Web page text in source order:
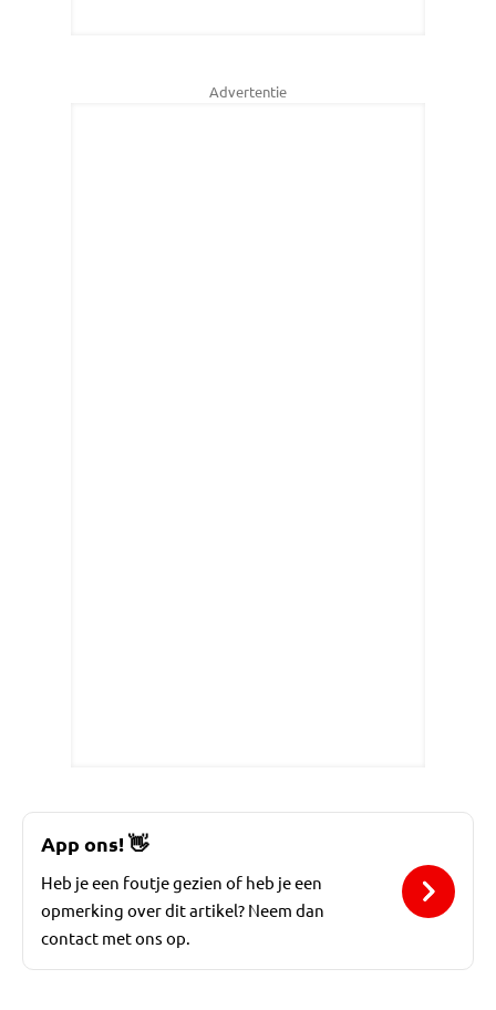
Advertentie
App ons!👋
Heb je een foutje gezien of heb je een
opmerking over dit artikel? Neem dan
contact met ons op.